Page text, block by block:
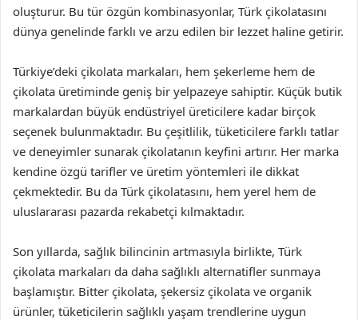
oluşturur. Bu tür özgün kombinasyonlar, Türk çikolatasını
dünya genelinde farklı ve arzu edilen bir lezzet haline getirir.
Türkiye’deki çikolata markaları, hem şekerleme hem de
çikolata üretiminde geniş bir yelpazeye sahiptir. Küçük butik
markalardan büyük endüstriyel üreticilere kadar birçok
seçenek bulunmaktadır. Bu çeşitlilik, tüketicilere farklı tatlar
ve deneyimler sunarak çikolatanın keyfini artırır. Her marka
kendine özgü tarifler ve üretim yöntemleri ile dikkat
çekmektedir. Bu da Türk çikolatasını, hem yerel hem de
uluslararası pazarda rekabetçi kılmaktadır.
Son yıllarda, sağlık bilincinin artmasıyla birlikte, Türk
çikolata markaları da daha sağlıklı alternatifler sunmaya
başlamıştır. Bitter çikolata, şekersiz çikolata ve organik
ürünler, tüketicilerin sağlıklı yaşam trendlerine uygun